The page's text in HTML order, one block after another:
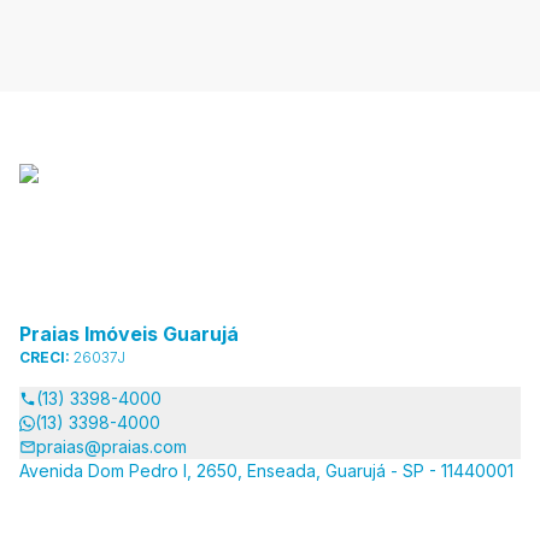
Praias Imóveis Guarujá
CRECI: 26037J
(13) 3398-4000
(13) 3398-4000
praias@praias.com
Avenida Dom Pedro I, 2650, Enseada, Guarujá - SP - 11440001